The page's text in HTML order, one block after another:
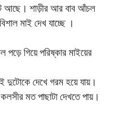
আছে। শাড়ীর আর বাব আঁচল
মাই দেখ যাচ্ছে ।
গিয়ে পরিষ্কার মাইয়ের
দুটোকে দেখে গরম হয়ে যায়।
মত পাছাটা দেখতে পায়।